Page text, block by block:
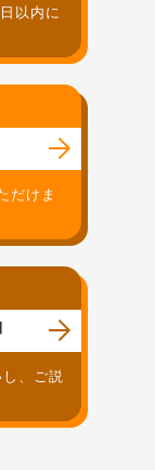
以内に
だけま
、ご説